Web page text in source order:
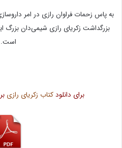
بزرگداشت زکریای رازی شیمی‌دان بزرگ
است.
برای دانلودکتاب زکریای رازی